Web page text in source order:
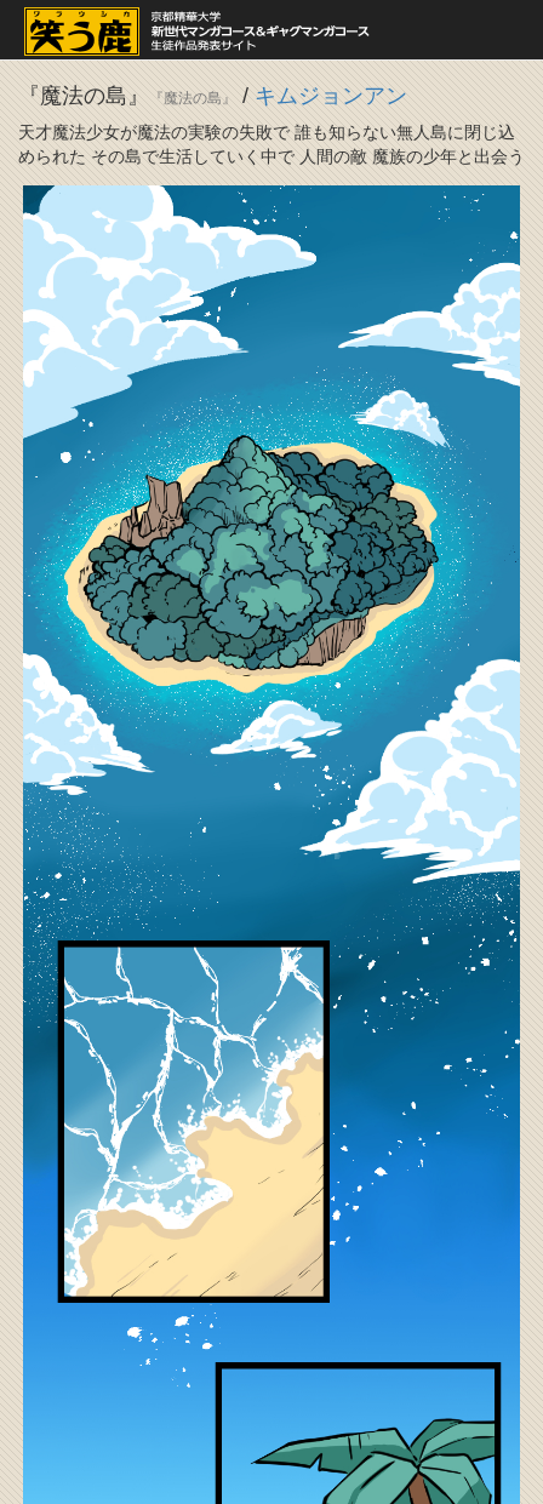
『魔法の島』 『魔法の島』 / キムジョンアン
天才魔法少女が魔法の実験の失敗で 誰も知らない無人島に閉じ込
められた その島で生活していく中で 人間の敵 魔族の少年と出会う